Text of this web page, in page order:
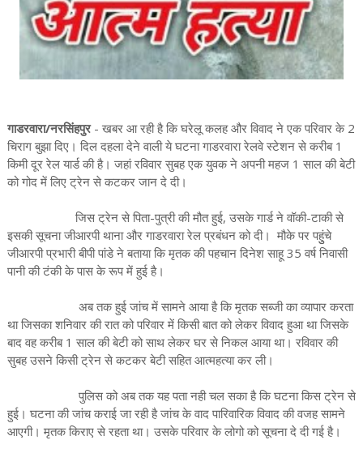
गाडरवारा/नरसिंहपुर- खबर आ रही है कि घरेलू कलह और विवाद ने एक परिवार के 2
चिराग बुझा दिए। दिल दहला देने वाली ये घटना गाडरवारा रेलवे स्टेशन से करीब 1
किमी दूर रेल यार्ड की है। जहां रविवार सुबह एक युवक ने अपनी महज 1 साल की बेटी
को गोद में लिए ट्रेन से कटकर जान दे दी।
जिस ट्रेन से पिता-पुत्री की मौत हुई, उसके गार्ड ने वॉकी-टाकी से
इसकी सूचना जीआरपी थाना और गाडरवारा रेल प्रबंधन को दी। मौके पर पहुुंचे
जीआरपी प्रभारी बीपी पांडे ने बताया कि मृतक की पहचान दिनेश साहू 35 वर्ष निवासी
पानी की टंकी के पास के रूप में हुई है।
अब तक हुई जांच में सामने आया है कि मृतक सब्जी का व्यापार करता
था जिसका शनिवार की रात को परिवार में किसी बात को लेकर विवाद हुआ था जिसके
बाद वह करीब 1 साल की बेटी को साथ लेकर घर से निकल आया था। रविवार की
सुबह उसने किसी ट्रेन से कटकर बेटी सहित आत्महत्या कर ली।
पुलिस को अब तक यह पता नही चल सका है कि घटना किस ट्रेन से
हुई। घटना की जांच कराई जा रही है जांच के वाद पारिवारिक विवाद की वजह सामने
आएगी। मृतक किराए से रहता था। उसके परिवार के लोगो को सूचना दे दी गई है।